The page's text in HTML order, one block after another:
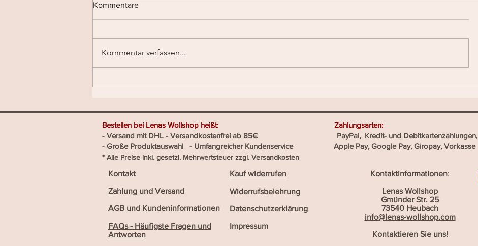
Kommentare
Kommentar verfassen...
Bestellen bei Lenas Wollshop heißt: Zahlungsarten:
- Versand mit DHL - Versandkostenfrei ab 85€ PayPal, Kredit- und Debitkartenzahlungen,
- Große Produktauswahl - Umfangreicher Kundenservice Apple Pay, Google Pay, Giropay, Vorkasse
​* Alle Preise inkl. gesetzl. Mehrwertsteuer zzgl. Versandkosten
Kontakt
Zahlung und Versand
AGB und Kundeninformationen
FAQs - Häufigste Fragen und
Antworten
Kauf widerrufen
Widerrufsbelehrung
Datenschutzerklärung
Impressum
Kontaktinformationen:
Lenas Wollshop
Gmünder Str. 25
73540 Heubach
info@lenas-wollshop.com
Kontaktieren Sie uns!